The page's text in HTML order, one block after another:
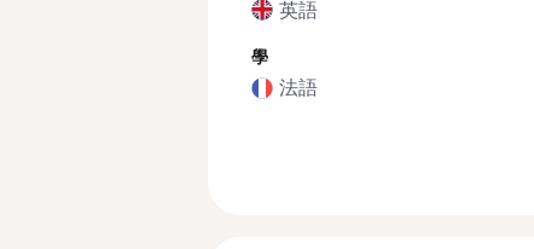
英語
學
法語